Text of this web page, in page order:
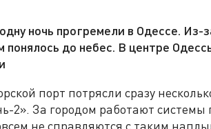
ночь прогремели в Одессе. Из-
понялось до небес. В центре
порт потрясли сразу
2». За городом работают
не справляются с таким